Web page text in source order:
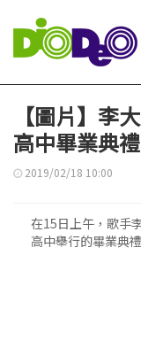
【圖片】李
高中畢業典禮
2019/02/18 10:00
在15日上午，歌手
高中舉行的畢業典